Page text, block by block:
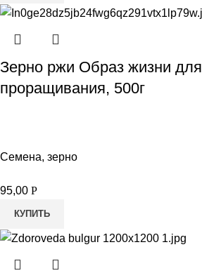
Зерно ржи Образ жизни для
проращивания, 500г
Семена, зерно
95,00 Р
КУПИТЬ